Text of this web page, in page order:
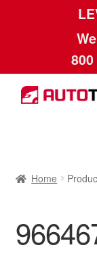
800
Ga
door
Ga
naar
Betalingen
Home